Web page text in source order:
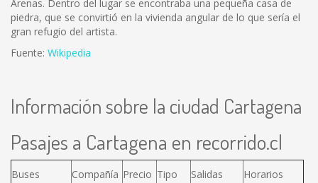
Arenas. Dentro del lugar se encontraba una pequeña casa de
piedra, que se convirtió en la vivienda angular de lo que sería el
gran refugio del artista.
Fuente: Wikipedia
Información sobre la ciudad Cartagena
Pasajes a Cartagena en recorrido.cl
Buses Compañía Precio Tipo Salidas Horarios